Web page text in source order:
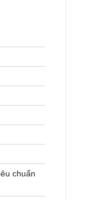
chuẩn